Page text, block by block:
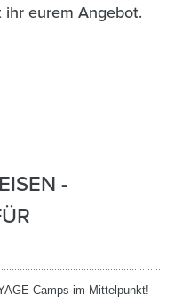
eurem Angebot.
-
Camps im Mittelpunkt!